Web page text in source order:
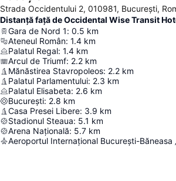
Strada Occidentului 2, 010981, București,
Distanță față de Occidental Wise Transit
Gara de Nord 1: 0.5 km
Ateneul Român: 1.4 km
Palatul Regal: 1.4 km
Arcul de Triumf: 2.2 km
Mănăstirea Stavropoleos: 2.2 km
Palatul Parlamentului: 2.3 km
Palatul Elisabeta: 2.6 km
București: 2.8 km
Casa Presei Libere: 3.9 km
Stadionul Steaua: 5.1 km
Arena Națională: 5.7 km
Aeroportul Internațional București-Băneasa